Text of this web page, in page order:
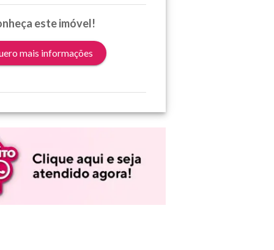
este imóvel!
mais informações